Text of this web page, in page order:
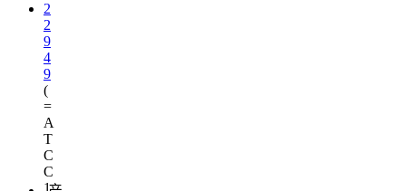
2
2
9
4
9
(
=
A
T
C
C
1